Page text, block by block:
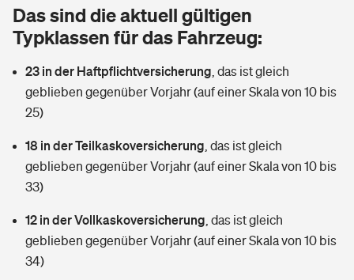
Tools
Wer versichert was: Jetzt Versicherer finden
Sie haben Fragen?
Glasversicherung
Mietkautionsversicherung
Restkreditversicherung
Zur Übersicht
Tools
Kinderunfall­ver­si­che­rung
Kinderinvalidität
Hundehalter-Haftpflicht
Handyversicherung
Dread-Disease-Versicherung
Tierkrankenversicherung
Zur Übersicht
Tools
Wer versichert was: Jetzt Versicherer finden
Sie haben Fragen?
Das sind die aktuell gültigen
Typklassen für das Fahrzeug:
23 in der Haftpflichtversicherung das ist gleich
geblieben gegenüber Vorjahr (auf einer Skala von 10 bis
25)
18 in der Teilkaskoversicherung das ist gleich
geblieben gegenüber Vorjahr (auf einer Skala von 10 bis
33)
12 in der Vollkaskoversicherung das ist gleich
geblieben gegenüber Vorjahr (auf einer Skala von 10 bis
34)